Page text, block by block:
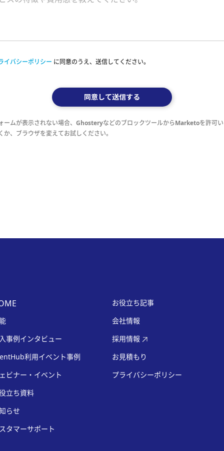
イバシーポリシー に同意のうえ、送信してください。
同意して送信する
ームが表示されない場合、GhosteryなどのブロックツールからMarketoを許可
か、ブラウザを変えてお試しください。
事例インタビュー
利用イベント事例
ビナー・イベント
立ち資料
らせ
タマーサポート
お役立ち記事
会社情報
採用情報
お見積もり
プライバシーポリシー